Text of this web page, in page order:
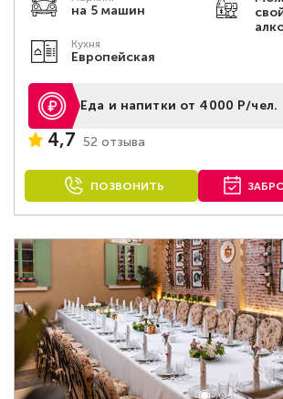
на 5 машин
Кухня
Европейская
Еда и напитки от 4000 Р/чел.
4,7 52 отзыва
ПОЗВОНИТЬ